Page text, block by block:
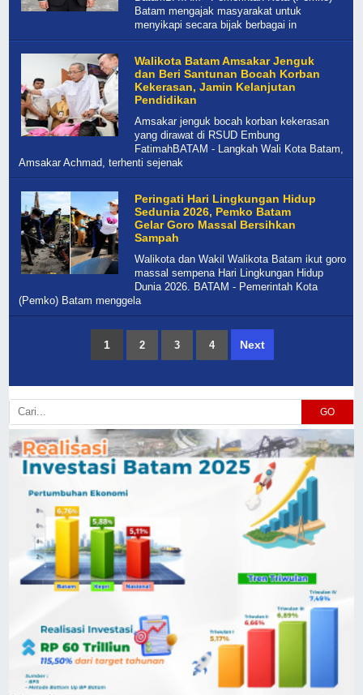
Batam mengajak masyarakat untuk
menyikapi secara bijak berbagai in
Walikota Batam Amsakar Jenguk
dan Beri Santunan Bocah Korban
Kekerasan, Jamin Kelanjutan
Pendidikan
Amsakar jenguk bocah korban kekerasan
yang dirawat di RSUD Embung
FatimahBATAM - Langkah Wali Kota Batam,
Amsakar Achmad, terhenti sejenak
Peringati Hari Lingkungan Hidup
Sedunia 2026, Pemko Batam
Gelar Goro Massal Bersihkan
Sampah
Walikota dan Wakil Walikota Batam ikut goro
massal sempena Hari Lingkungan Hidup
Dunia 2026. BATAM - Pemerintah Kota
(Pemko) Batam menggela
1 2 3 4 Next
GO